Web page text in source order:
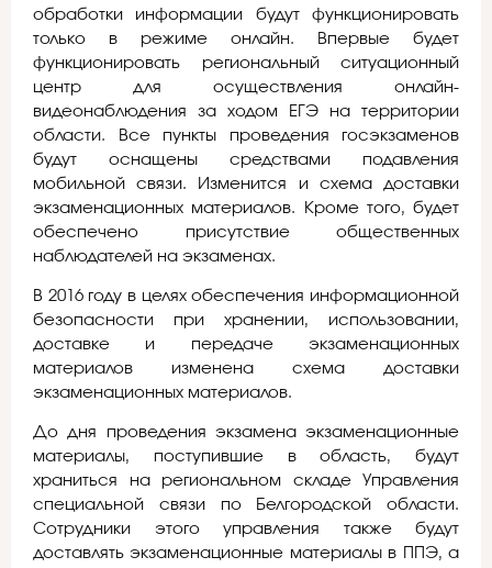
обработки информации будут функционировать
только в режиме онлайн. Впервые будет
функционировать региональный ситуационный
центр для осуществления онлайн-
видеонаблюдения за ходом ЕГЭ на территории
области. Все пункты проведения госэкзаменов
будут оснащены средствами подавления
мобильной связи. Изменится и схема доставки
экзаменационных материалов. Кроме того, будет
обеспечено присутствие общественных
наблюдателей на экзаменах.
В 2016 году в целях обеспечения информационной
безопасности при хранении, использовании,
доставке и передаче экзаменационных
материалов изменена схема доставки
экзаменационных материалов.
До дня проведения экзамена экзаменационные
материалы, поступившие в область, будут
храниться на региональном складе Управления
специальной связи по Белгородской области.
Сотрудники этого управления также будут
доставлять экзаменационные материалы в ППЭ, а